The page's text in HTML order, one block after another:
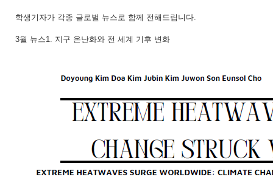
학생기자가 각종 글로벌 뉴스로 함께 전해드립니다.
3월 뉴스1. 지구 온난화와 전 세계 기후 변화